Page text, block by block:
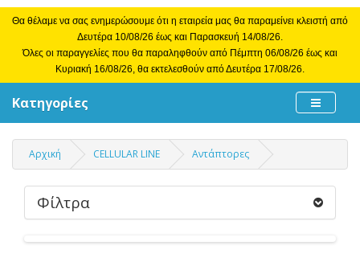
Θα θέλαμε να σας ενημερώσουμε ότι η εταιρεία μας θα παραμείνει κλειστή από
Δευτέρα 10/08/26 έως και Παρασκευή 14/08/26.
Όλες οι παραγγελίες που θα παραληφθούν από Πέμπτη 06/08/26 έως και
Κυριακή 16/08/26, θα εκτελεσθούν από Δευτέρα 17/08/26.
Κατηγορίες
Αρχική CELLULAR LINE Αντάπτορες
Φίλτρα